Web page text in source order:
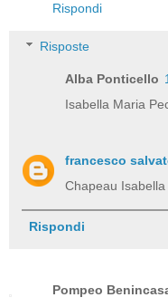
Rispondi
Risposte
Alba Ponticello
Isabella Maria
francesco
Chapeau
Rispondi
Pompeo